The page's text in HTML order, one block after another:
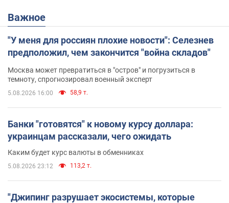
Важное
"У меня для россиян плохие новости": Селезнев
предположил, чем закончится "война складов"
Москва может превратиться в "остров" и погрузиться в
темноту, спрогнозировал военный эксперт
5.08.2026 16:00 58,9 т.
Банки "готовятся" к новому курсу доллара:
украинцам рассказали, чего ожидать
Каким будет курс валюты в обменниках
5.08.2026 23:12 113,2 т.
"Джипинг разрушает экосистемы, которые